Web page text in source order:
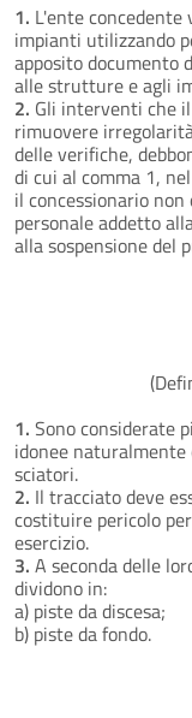
1. L'ente
impianti utilizzando
apposito documento
alle strutture e agli
2. Gli interventi che
rimuovere
delle verifiche,
di cui al comma 1,
il concessionario
personale addetto
alla sospensione del
1. Sono considerate
idonee
sciatori.
2. Il tracciato deve
costituire pericolo
esercizio.
3. A seconda delle
dividono in:
a) piste da discesa;
b) piste da fondo.